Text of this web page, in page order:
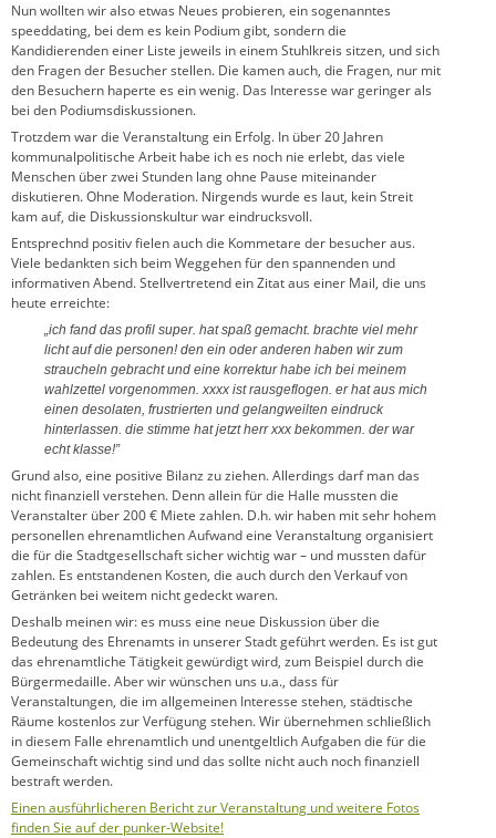
Nun wollten wir also etwas Neues probieren, ein sogenanntes
speeddating, bei dem es kein Podium gibt, sondern die
Kandidierenden einer Liste jeweils in einem Stuhlkreis sitzen, und sich
den Fragen der Besucher stellen. Die kamen auch, die Fragen, nur mit
den Besuchern haperte es ein wenig. Das Interesse war geringer als
bei den Podiumsdiskussionen.
Trotzdem war die Veranstaltung ein Erfolg. In über 20 Jahren
kommunalpolitische Arbeit habe ich es noch nie erlebt, das viele
Menschen über zwei Stunden lang ohne Pause miteinander
diskutieren. Ohne Moderation. Nirgends wurde es laut, kein Streit
kam auf, die Diskussionskultur war eindrucksvoll.
Entsprechnd positiv fielen auch die Kommetare der besucher aus.
Viele bedankten sich beim Weggehen für den spannenden und
informativen Abend. Stellvertretend ein Zitat aus einer Mail, die uns
heute erreichte:
„ich fand das profil super. hat spaß gemacht. brachte viel mehr
licht auf die personen! den ein oder anderen haben wir zum
straucheln gebracht und eine korrektur habe ich bei meinem
wahlzettel vorgenommen. xxxx ist rausgeflogen. er hat aus mich
einen desolaten, frustrierten und gelangweilten eindruck
hinterlassen. die stimme hat jetzt herr xxx bekommen. der war
echt klasse!”
Grund also, eine positive Bilanz zu ziehen. Allerdings darf man das
nicht finanziell verstehen. Denn allein für die Halle mussten die
Veranstalter über 200 € Miete zahlen. D.h. wir haben mit sehr hohem
personellen ehrenamtlichen Aufwand eine Veranstaltung organisiert
die für die Stadtgesellschaft sicher wichtig war – und mussten dafür
zahlen. Es entstandenen Kosten, die auch durch den Verkauf von
Getränken bei weitem nicht gedeckt waren.
Deshalb meinen wir: es muss eine neue Diskussion über die
Bedeutung des Ehrenamts in unserer Stadt geführt werden. Es ist gut
das ehrenamtliche Tätigkeit gewürdigt wird, zum Beispiel durch die
Bürgermedaille. Aber wir wünschen uns u.a., dass für
Veranstaltungen, die im allgemeinen Interesse stehen, städtische
Räume kostenlos zur Verfügung stehen. Wir übernehmen schließlich
in diesem Falle ehrenamtlich und unentgeltlich Aufgaben die für die
Gemeinschaft wichtig sind und das sollte nicht auch noch finanziell
bestraft werden.
Einen ausführlicheren Bericht zur Veranstaltung und weitere Fotos
finden Sie auf der punker-Website!